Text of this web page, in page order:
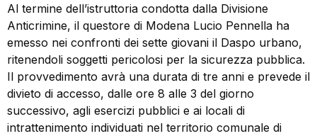
Al termine dell’istruttoria condotta dalla Divisione
Anticrimine, il questore di Modena Lucio Pennella ha
emesso nei confronti dei sette giovani il Daspo urbano,
ritenendoli soggetti pericolosi per la sicurezza pubblica.
Il provvedimento avrà una durata di tre anni e prevede il
divieto di accesso, dalle ore 8 alle 3 del giorno
successivo, agli esercizi pubblici e ai locali di
intrattenimento individuati nel territorio comunale di